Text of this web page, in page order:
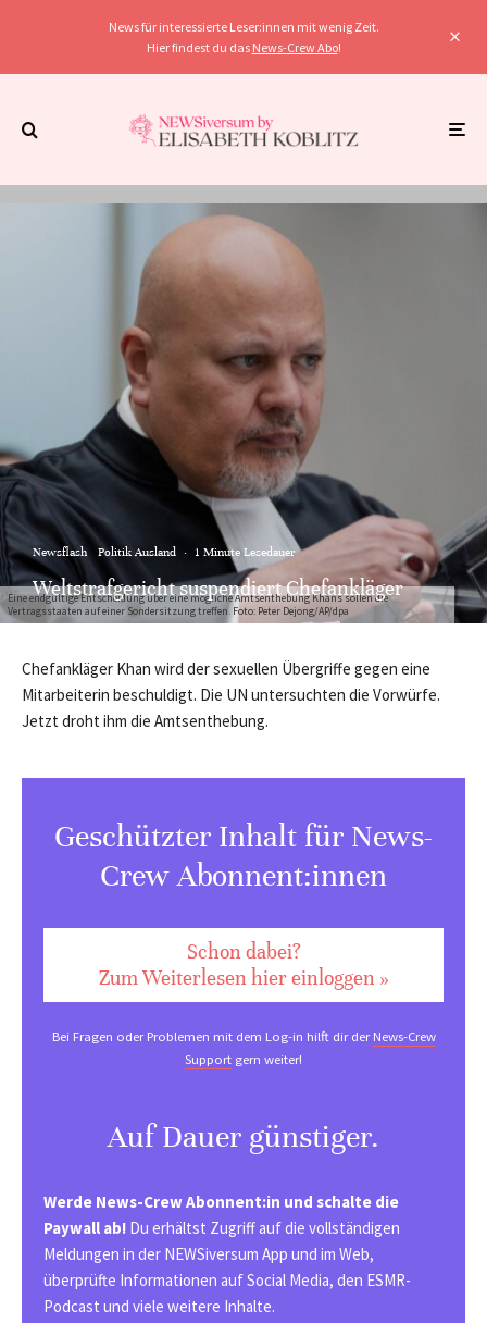
News für interessierte Leser:innen mit wenig Zeit.
Hier findest du das News-Crew Abo!
Eine endgültige Entscheidung über eine mögliche Amtsenthebung Khans sollen die
Vertragsstaaten auf einer Sondersitzung treffen. Foto: Peter Dejong/AP/dpa
Newsflash Politik Ausland · 1 Minute Lesedauer
Weltstrafgericht suspendiert Chefankläger
Chefankläger Khan wird der sexuellen Übergriffe gegen eine
Mitarbeiterin beschuldigt. Die UN untersuchten die Vorwürfe.
Jetzt droht ihm die Amtsenthebung.
Geschützter Inhalt für News-
Crew Abonnent:innen
Schon dabei?
Zum Weiterlesen hier einloggen »
Bei Fragen oder Problemen mit dem Log-in hilft dir derNews-Crew
Support gern weiter!
Auf Dauer günstiger.
Werde News-Crew Abonnent:in und schalte die
Paywall ab! Du erhältst Zugriff auf die vollständigen
Meldungen in der NEWSiversum App und im Web,
überprüfte Informationen auf Social Media, den ESMR-
Podcast und viele weitere Inhalte.